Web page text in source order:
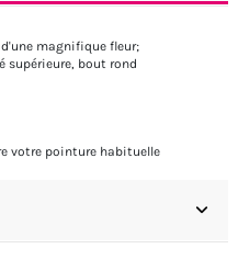
d'une magnifique fleur;
supérieure, bout rond
votre pointure habituelle